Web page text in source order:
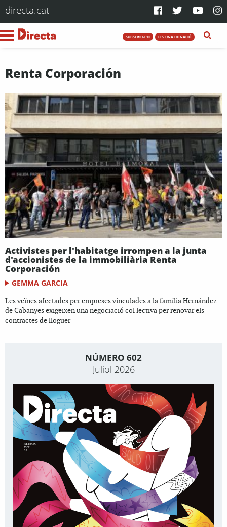
directa.cat
SUBSCRIU-T'HI FES UNA DONACIÓ
Renta Corporación
Activistes per l'habitatge irrompen a la junta
d'accionistes de la immobiliària Renta
Corporación
GEMMA GARCIA
Les veïnes afectades per empreses vinculades a la família Hernández
de Cabanyes exigeixen una negociació col·lectiva per renovar els
contractes de lloguer
NÚMERO 602
Juliol 2026